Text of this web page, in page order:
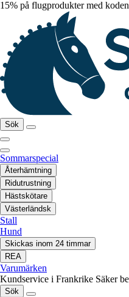
15% på flugprodukter med
Sök
Sommarspecial
Återhämtning
Ridutrustning
Hästskötare
Västerländsk
Stall
Hund
Skickas inom 24 timmar
REA
Varumärken
Kundservice i Frankrike Säker
Sök